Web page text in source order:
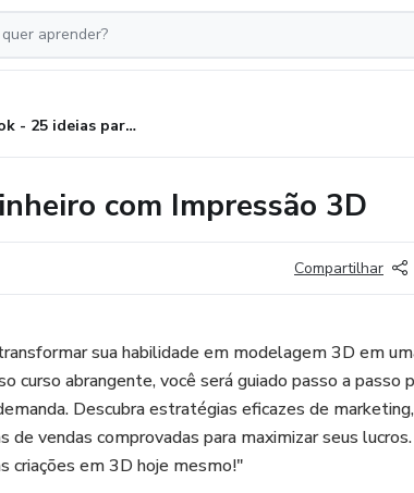
E-book - 25 ideias para ganhar dinheiro com Impressão 3D
com Impressão 3D
Compartilhar
sua habilidade em modelagem 3D em
curso abrangente, você será guiado passo a passo
Descubra estratégias eficazes de marketing,
de vendas comprovadas para maximizar seus lucros.
criações em 3D hoje mesmo!"